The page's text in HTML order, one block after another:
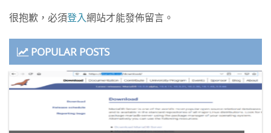
很抱歉，必須登入網站才能發佈留言。
POPULAR POSTS